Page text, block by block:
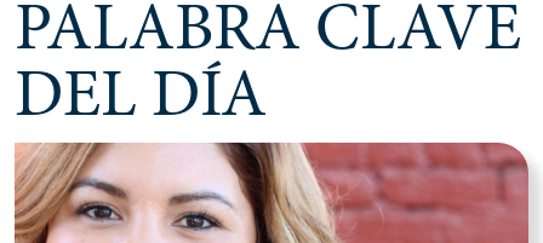
PALABRA CLAVE
DEL DÍA